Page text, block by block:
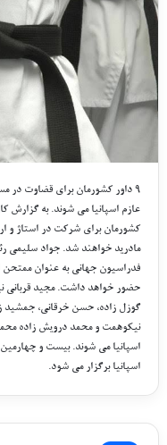
عازم اسپانیا می شوند. به گزارش
مادرید خواهند شد. جواد سلیمی
فدراسیون جهانی به عنوان ممتحن
حضور خواهد داشت. مجید قربانی
گوزل زاده، حسن خرقانی، جمشید
نیکوهمت و محمد درویش زاده
اسپانیا برگزار می شود.